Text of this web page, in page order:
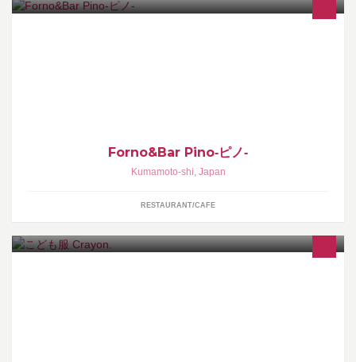
Forno&Bar Pino‐ピノ‐
Kumamoto-shi, Japan
RESTAURANT/CAFE